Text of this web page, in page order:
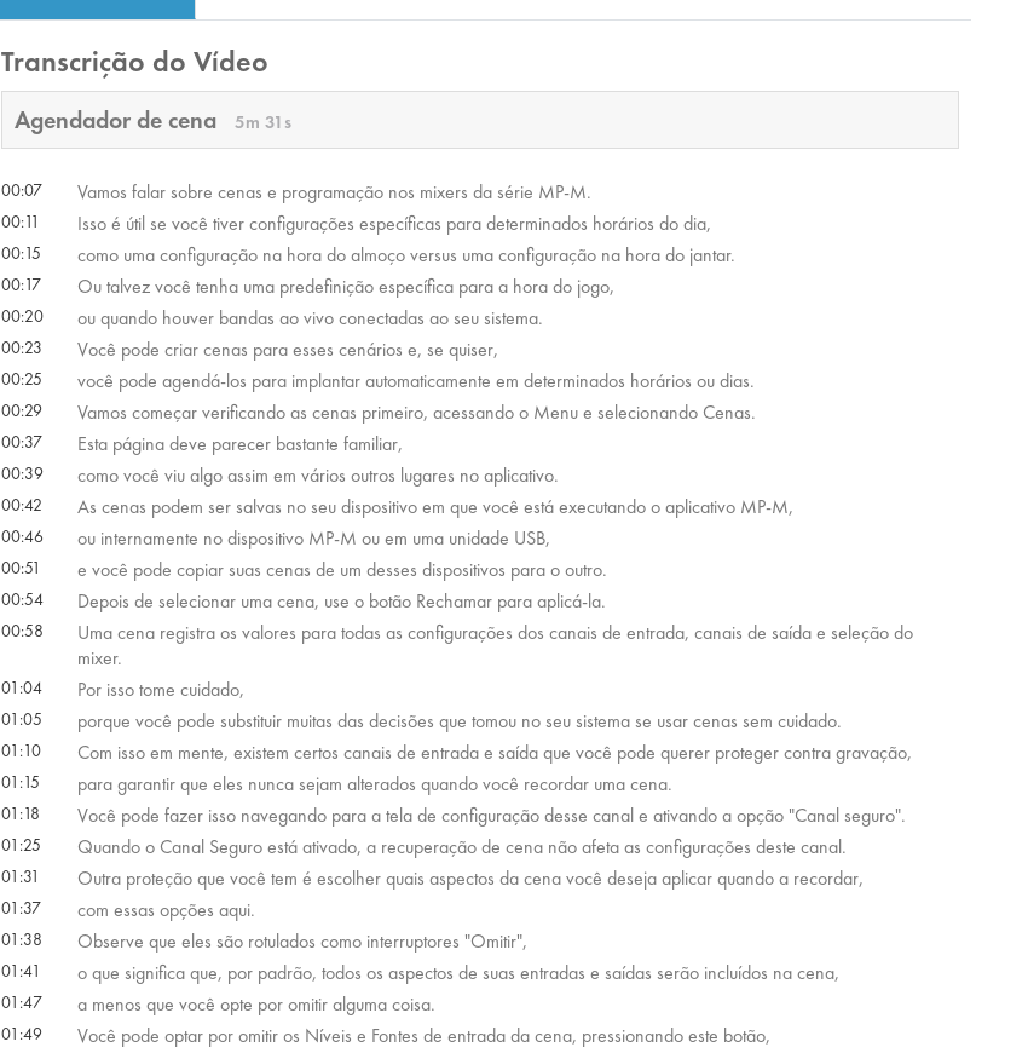
Transcrição do Vídeo
Agendador de cena 5m 31s
00:07 Vamos falar sobre cenas e programação nos mixers da série MP-M.
00:11 Isso é útil se você tiver configurações específicas para determinados horários do dia,
00:15 como uma configuração na hora do almoço versus uma configuração na hora do jantar.
00:17 Ou talvez você tenha uma predefinição específica para a hora do jogo,
00:20 ou quando houver bandas ao vivo conectadas ao seu sistema.
00:23 Você pode criar cenas para esses cenários e, se quiser,
00:25 você pode agendá-los para implantar automaticamente em determinados horários ou dias.
00:29 Vamos começar verificando as cenas primeiro, acessando o Menu e selecionando Cenas.
00:37 Esta página deve parecer bastante familiar,
00:39 como você viu algo assim em vários outros lugares no aplicativo.
00:42 As cenas podem ser salvas no seu dispositivo em que você está executando o aplicativo MP-M,
00:46 ou internamente no dispositivo MP-M ou em uma unidade USB,
00:51 e você pode copiar suas cenas de um desses dispositivos para o outro.
00:54 Depois de selecionar uma cena, use o botão Rechamar para aplicá-la.
00:58
Uma cena registra os valores para todas as configurações dos canais de entrada, canais de saída e seleção do
mixer.
01:04 Por isso tome cuidado,
01:05 porque você pode substituir muitas das decisões que tomou no seu sistema se usar cenas sem cuidado.
01:10 Com isso em mente, existem certos canais de entrada e saída que você pode querer proteger contra gravação,
01:15 para garantir que eles nunca sejam alterados quando você recordar uma cena.
01:18 Você pode fazer isso navegando para a tela de configuração desse canal e ativando a opção "Canal seguro".
01:25 Quando o Canal Seguro está ativado, a recuperação de cena não afeta as configurações deste canal.
01:31 Outra proteção que você tem é escolher quais aspectos da cena você deseja aplicar quando a recordar,
01:37 com essas opções aqui.
01:38 Observe que eles são rotulados como interruptores "Omitir",
01:41 o que significa que, por padrão, todos os aspectos de suas entradas e saídas serão incluídos na cena,
01:47 a menos que você opte por omitir alguma coisa.
01:49 Você pode optar por omitir os Níveis e Fontes de entrada da cena, pressionando este botão,